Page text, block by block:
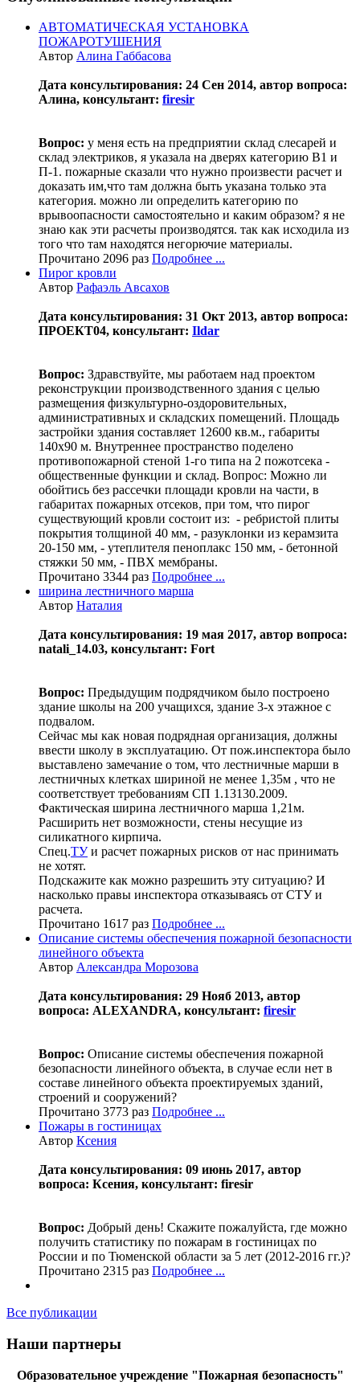
АВТОМАТИЧЕСКАЯ УСТАНОВКА
ПОЖАРОТУШЕНИЯ
Автор Алина Габбасова
Дата консультирования: 24 Сен 2014, автор вопроса:
Алина, консультант: firesir
Вопрос: у меня есть на предприятии склад слесарей и
склад электриков, я указала на дверях категорию В1 и
П-1. пожарные сказали что нужно произвести расчет и
доказать им,что там должна быть указана только эта
категория. можно ли определить категорию по
врывоопасности самостоятельно и каким образом? я не
знаю как эти расчеты производятся. так как исходила из
того что там находятся негорючие материалы.
Прочитано 2096 раз Подробнее ...
Пирог кровли
Автор Рафаэль Авсахов
Дата консультирования: 31 Окт 2013, автор вопроса:
ПРОЕКТ04, консультант: Ildar
Вопрос: Здравствуйте, мы работаем над проектом
реконструкции производственного здания с целью
размещения физкультурно-оздоровительных,
административных и складских помещений. Площадь
застройки здания составляет 12600 кв.м., габариты
140х90 м. Внутреннее пространство поделено
противопожарной стеной 1-го типа на 2 пожотсека -
общественные функции и склад. Вопрос: Можно ли
обойтись без рассечки площади кровли на части, в
габаритах пожарных отсеков, при том, что пирог
существующий кровли состоит из: - ребристой плиты
покрытия толщиной 40 мм, - разуклонки из керамзита
20-150 мм, - утеплителя пеноплакс 150 мм, - бетонной
стяжки 50 мм, - ПВХ мембраны.
Прочитано 3344 раз Подробнее ...
ширина лестничного марша
Автор Наталия
Дата консультирования: 19 мая 2017, автор вопроса:
natali_14.03, консультант: Fort
Вопрос: Предыдущим подрядчиком было построено
здание школы на 200 учащихся, здание 3-х этажное с
подвалом.
Сейчас мы как новая подрядная организация, должны
ввести школу в эксплуатацию. От пож.инспектора было
выставлено замечание о том, что лестничные марши в
лестничных клетках шириной не менее 1,35м , что не
соответствует требованиям СП 1.13130.2009.
Фактическая ширина лестничного марша 1,21м.
Расширить нет возможности, стены несущие из
силикатного кирпича.
Спец.ТУи расчет пожарных рисков от нас принимать
не хотят.
Подскажите как можно разрешить эту ситуацию? И
насколько правы инспектора отказываясь от СТУ и
расчета.
Прочитано 1617 раз Подробнее ...
Описание системы обеспечения пожарной безопасности
линейного объекта
Автор Александра Морозова
Дата консультирования: 29 Нояб 2013, автор
вопроса: ALEXANDRA, консультант: firesir
Вопрос: Описание системы обеспечения пожарной
безопасности линейного объекта, в случае если нет в
составе линейного объекта проектируемых зданий,
строений и сооружений?
Прочитано 3773 раз Подробнее ...
Пожары в гостиницах
Автор Ксения
Дата консультирования: 09 июнь 2017, автор
вопроса: Ксения, консультант: firesir
Вопрос: Добрый день! Скажите пожалуйста, где можно
получить статистику по пожарам в гостиницах по
России и по Тюменской области за 5 лет (2012-2016 гг.)?
Прочитано 2315 раз Подробнее ...
Все публикации
Наши партнеры
Образовательное учреждение "Пожарная безопасность"